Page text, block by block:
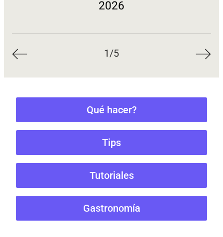
2026
1/5
Qué hacer?
Tips
Tutoriales
Gastronomía